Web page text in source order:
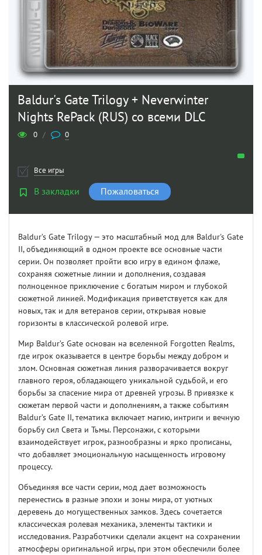
Baldur's Gate Trilogy + Neverwinter
Nights RePack (RUS) со всеми DLC
0 / 0
Все игры
В закладки Пожаловаться
Baldur’s Gate Trilogy — это масштабный мод для Baldur's Gate
II, объединяющий в одном проекте все основные части
серии. Он позволяет пройти всю игру в едином флаже,
сохраняя сюжетные линии и дополнения, создавая
полноценное приключение с богатым миром и глубокой
сюжетной линией. Модификация приветствуется как для
новых, так и для ветеранов серии, открывая новые
горизонты в классической ролевой игре.
Мир Baldur’s Gate основан на вселенной Forgotten Realms,
где игрок оказывается в центре борьбы между добром и
злом. Основная сюжетная линия разворачивается вокруг
главного героя, обладающего уникальной судьбой, и его
борьбы за спасение мира от древней угрозы. В привязке к
сюжетам первой части и дополнениям, а также событиям
Baldur’s Gate II, тематика включает магию, интриги и вечную
борьбу сил Света и Тьмы. Персонажи, с которыми
взаимодействует игрок, разнообразны и ярко прописаны,
что добавляет эмоциональную насыщенность игровому
процессу.
Объединяя все части серии, мод дает возможность
перенестись в разные эпохи и зоны мира, от уютных
деревень до могущественных замков. Здесь сочетается
классическая ролевая механика, элементы тактики и
исследования. Разработчики сделали акцент на сохранении
атмосферы оригинальной игры, при этом обеспечили более